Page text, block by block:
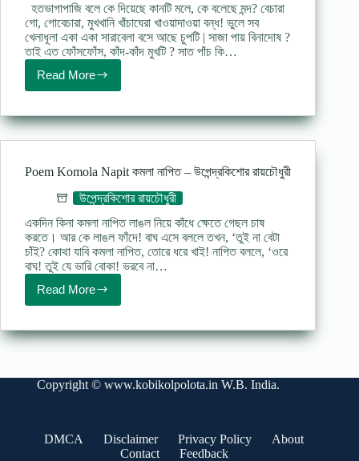
হতভাগাপাজি বলে কে দিয়েছে কানটি মলে, কে বলেছে মন্দ? বেচারা
গো, গোবেচারা, মুখখানি খাঁচাঘেরা খাওয়াদাওয়া বন্ধ! ভুলে সব
খেলাধূলা একা একা সারাবেলা বসে আছে চুপটি | সাজা পায় বিনাদোষ ?
তাই এত ফোঁসফোঁস, কাঁদ-কাঁদ মুখটি ? সাত পাঁচ কি…
Read More
Bechara
chotoder
বেচারা
রায়চৌধুরী
Poem Komola Napit কমলা নাপিত – উপেন্দ্রকিশাের রায়চৌধুরী
উপেন্দ্রকিশোর রায়চৌধুরী
একদিন কিনা কমলা নাপিত লাঙল নিয়ে কাঁধে ক্ষেতে গেছল চাষ
করতে। আর কে লাঙল ফাঁদে! বাঘ এসে বললে তখন, ‘তুই না বেটা
চাঁই? কোথা যাবি কমলা নাপিত, তােরে ধরে খাই! নাপিত বললে, ‘ওরে
বাঘ! তুই যে ভারি বােকা! ভরবে না…
Read More
Poem
Komola
কমলা
উপেন্দ্রকিশাের
রায়চৌধুরী
Copyright © www.kobikolpolota.in W.B. India.
DMCA Disclaimer Privacy Policy
About
Contact
Feedback